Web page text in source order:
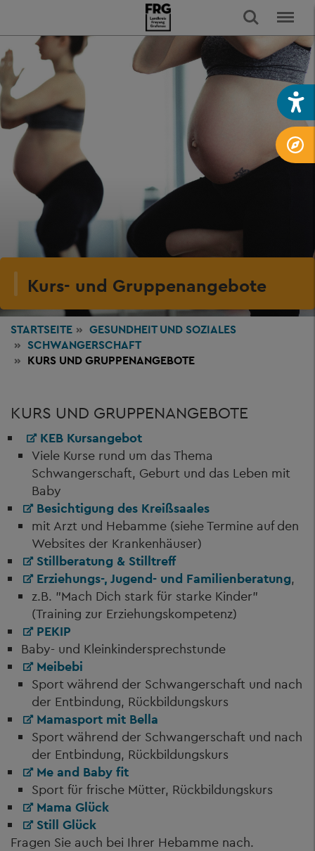
Kurs- und Gruppenangebote
STARTSEITE GESUNDHEITUND SOZIALES
SCHWANGERSCHAFT
KURS UND GRUPPENANGEBOTE
KURS UND GRUPPENANGEBOTE
KEB Kursangebot
Viele Kurse rund um das Thema
Schwangerschaft, Geburt und das Leben mit
Baby
Besichtigung des Kreißsaales
mit Arzt und Hebamme (siehe Termine auf den
Websites der Krankenhäuser)
Stillberatung & Stilltreff
Erziehungs-, Jugend- und Familienberatung,
z.B. "Mach Dich stark für starke Kinder"
(Training zur Erziehungskompetenz)
PEKIP
Baby- und Kleinkindersprechstunde
Meibebi
Sport während der Schwangerschaft und nach
der Entbindung, Rückbildungskurs
Mamasport mit Bella
Sport während der Schwangerschaft und nach
der Entbindung, Rückbildungskurs
Me and Baby fit
Sport für frische Mütter, Rückbildungskurs
Mama Glück
Still Glück
Fragen Sie auch bei Ihrer Hebamme nach.